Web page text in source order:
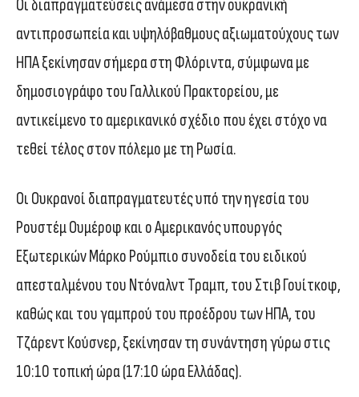
Οι διαπραγματεύσεις ανάμεσα στην ουκρανική
αντιπροσωπεία και υψηλόβαθμους αξιωματούχους των
ΗΠΑ ξεκίνησαν σήμερα στη Φλόριντα, σύμφωνα με
δημοσιογράφο του Γαλλικού Πρακτορείου, με
αντικείμενο το αμερικανικό σχέδιο που έχει στόχο να
τεθεί τέλος στον πόλεμο με τη Ρωσία.
Οι Ουκρανοί διαπραγματευτές υπό την ηγεσία του
Ρουστέμ Ουμέροφ και ο Αμερικανός υπουργός
Εξωτερικών Μάρκο Ρούμπιο συνοδεία του ειδικού
απεσταλμένου του Ντόναλντ Τραμπ, του Στιβ Γουίτκοφ,
καθώς και του γαμπρού του προέδρου των ΗΠΑ, του
Τζάρεντ Κούσνερ, ξεκίνησαν τη συνάντηση γύρω στις
10:10 τοπική ώρα (17:10 ώρα Ελλάδας).